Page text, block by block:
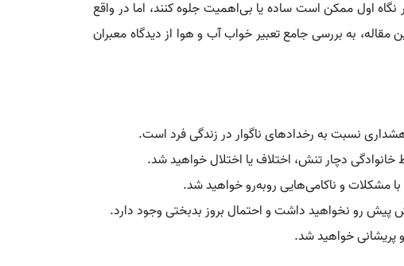
نگاه اول ممکن است ساده یا بی‌اهمیت جلوه کنند، اما در واقع
مقاله، به بررسی جامع تعبیر خواب آب و هوا از دیدگاه‌ معبران
نسبت به رخدادهای ناگوار در زندگی فرد است.
دچار تنش، اختلاف یا اختلال خواهید شد.
مشکلات و ناکامی‌هایی روبه‌رو خواهید شد.
پیش رو نخواهید داشت و احتمال بروز بدبختی وجود دارد.
پریشانی خواهید شد.